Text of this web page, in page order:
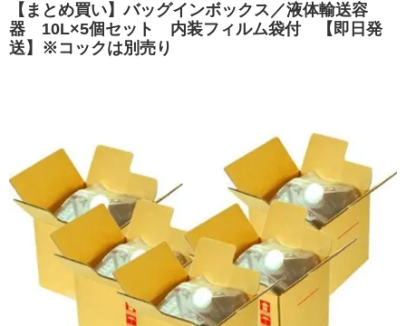
【まとめ買い】バッグインボックス／液体輸送容
器 10L×5個セット 内装フィルム袋付 【即日発
送】※コックは別売り